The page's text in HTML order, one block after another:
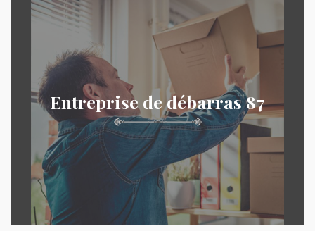
Entreprise de débarras 87